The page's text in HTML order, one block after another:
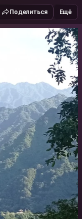
Поделиться Ещё